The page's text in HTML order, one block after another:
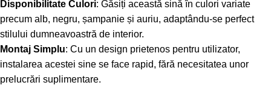
Disponibilitate Culori: Găsiți această sină în culori variate
precum alb, negru, șampanie și auriu, adaptându-se perfect
stilului dumneavoastră de interior.
Montaj Simplu: Cu un design prietenos pentru utilizator,
instalarea acestei sine se face rapid, fără necesitatea unor
prelucrări suplimentare.